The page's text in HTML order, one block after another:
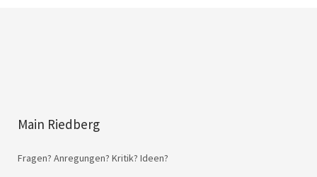
Main Riedberg
Fragen? Anregungen? Kritik? Ideen?